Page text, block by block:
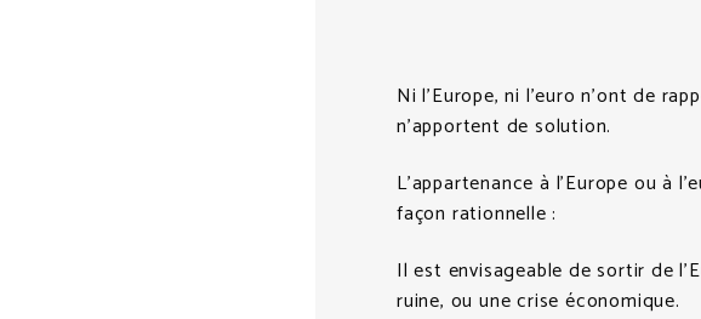
Ni l’Europe, ni l’euro n’ont de
n’apportent de solution.
L’appartenance à l’Europe ou à
façon rationnelle :
Il est envisageable de sortir de
ruine, ou une crise économique.